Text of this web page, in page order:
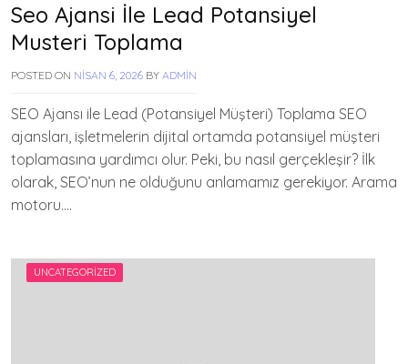
Seo Ajansi İle Lead Potansiyel
Musteri Toplama
POSTED ON NISAN 6, 2026 BY ADMIN
SEO Ajansı ile Lead (Potansiyel Müşteri) Toplama SEO
ajansları, işletmelerin dijital ortamda potansiyel müşteri
toplamasına yardımcı olur. Peki, bu nasıl gerçekleşir? İlk
olarak, SEO’nun ne olduğunu anlamamız gerekiyor. Arama
motoru….
UNCATEGORIZED